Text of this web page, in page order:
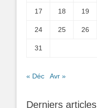
17 18 19
24 25 26
31
« Déc Avr »
Derniers articles